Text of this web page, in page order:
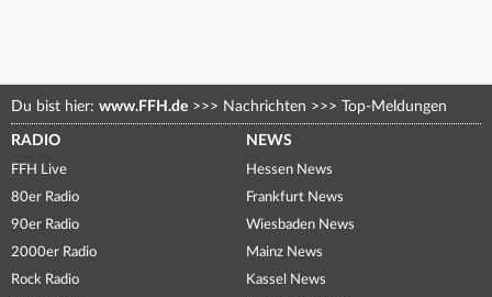
Du bist hier: www.FFH.de >>> Nachrichten >>> Top-Meldungen
RADIO
FFH Live
80er Radio
90er Radio
2000er Radio
Rock Radio
NEWS
Hessen News
Frankfurt News
Wiesbaden News
Mainz News
Kassel News